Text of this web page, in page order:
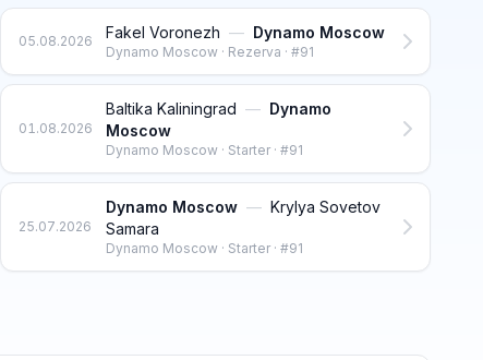
05.08.2026 Fakel Voronezh — Dynamo Moscow
Dynamo Moscow · Rezerva · #91
01.08.2026
Baltika Kaliningrad — Dynamo
Moscow
Dynamo Moscow · Starter · #91
25.07.2026
Dynamo Moscow — Krylya Sovetov
Samara
Dynamo Moscow · Starter · #91